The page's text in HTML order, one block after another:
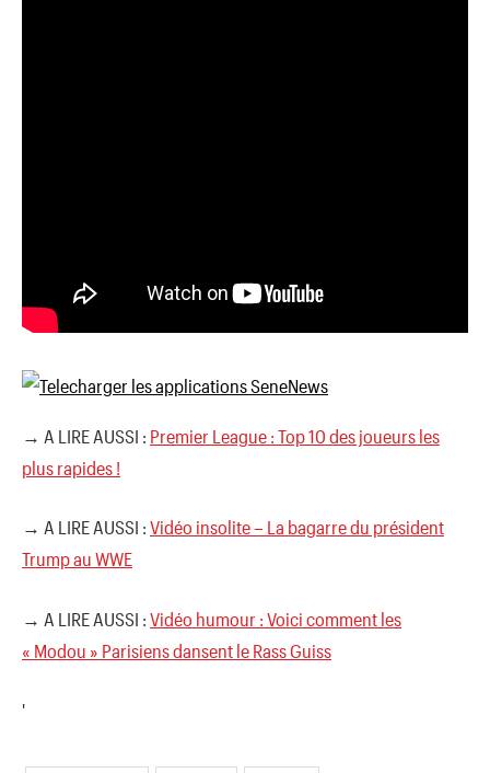
→ A LIRE AUSSI : Premier League : Top 10 des joueurs les
plus rapides !
→ A LIRE AUSSI : Vidéo insolite – La bagarre du président
Trump au WWE
→ A LIRE AUSSI : Vidéo humour : Voici comment les
« Modou » Parisiens dansent le Rass Guiss
'